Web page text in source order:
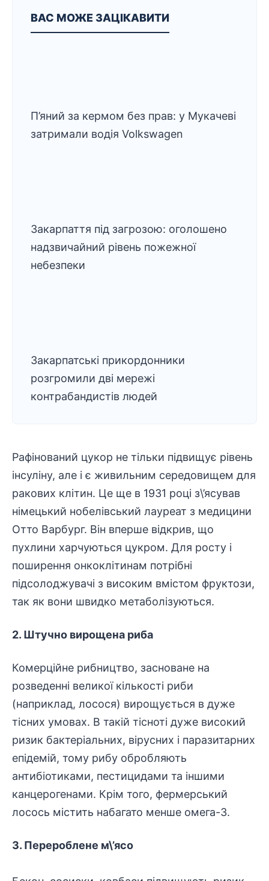
ВАС МОЖЕ ЗАЦІКАВИТИ
П’яний за кермом без прав: у Мукачеві
затримали водія Volkswagen
Закарпаття під загрозою: оголошено
надзвичайний рівень пожежної
небезпеки
Закарпатські прикордонники
розгромили дві мережі
контрабандистів людей
Рафінований цукор не тільки підвищує рівень
інсуліну, але і є живильним середовищем для
ракових клітин. Це ще в 1931 році з\’ясував
німецький нобелівський лауреат з медицини
Отто Варбург. Він вперше відкрив, що
пухлини харчуються цукром. Для росту і
поширення онкоклітинам потрібні
підсолоджувачі з високим вмістом фруктози,
так як вони швидко метаболізуються.
2. Штучно вирощена риба
Комерційне рибництво, засноване на
розведенні великої кількості риби
(наприклад, лосося) вирощується в дуже
тісних умовах. В такій тісноті дуже високий
ризик бактеріальних, вірусних і паразитарних
епідемій, тому рибу обробляють
антибіотиками, пестицидами та іншими
канцерогенами. Крім того, фермерський
лосось містить набагато менше омега-3.
3. Перероблене м\’ясо